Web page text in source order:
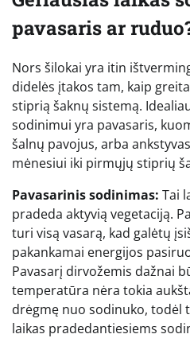
pavasaris ar
Nors šilokai yra itin
didelės įtakos tam, kaip
stiprią šaknų sistemą.
sodinimui yra pavasaris,
šalnų pavojus, arba
mėnesiui iki pirmųjų stiprių
Pavasarinis sodinimas: Tai
pradeda aktyvią vegetaciją.
turi visą vasarą, kad galėtų
pakankamai energijos
Pavasarį dirvožemis dažnai
temperatūra nėra tokia
drėgmę nuo sodinuko, todėl
laikas pradedantiesiems